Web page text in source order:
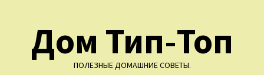
содержимомуДом Тип-Топ
ПОЛЕЗНЫЕ ДОМАШНИЕ СОВЕТЫ.